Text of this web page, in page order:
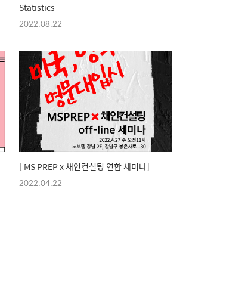
Statistics
2022.08.22
[ MS PREP x 채인컨설팅 연합 세미나]
2022.04.22